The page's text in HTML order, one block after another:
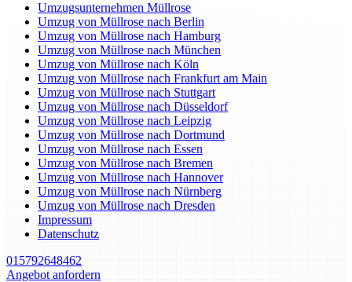
Umzugsunternehmen Müllrose
Umzug von Müllrose nach Berlin
Umzug von Müllrose nach Hamburg
Umzug von Müllrose nach München
Umzug von Müllrose nach Köln
Umzug von Müllrose nach Frankfurt am Main
Umzug von Müllrose nach Stuttgart
Umzug von Müllrose nach Düsseldorf
Umzug von Müllrose nach Leipzig
Umzug von Müllrose nach Dortmund
Umzug von Müllrose nach Essen
Umzug von Müllrose nach Bremen
Umzug von Müllrose nach Hannover
Umzug von Müllrose nach Nürnberg
Umzug von Müllrose nach Dresden
Impressum
Datenschutz
015792648462
Angebot anfordern